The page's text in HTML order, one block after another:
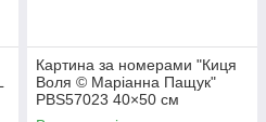
Картина за номерами "Киця
Воля © Маріанна Пащук"
PBS57023 40×50 см